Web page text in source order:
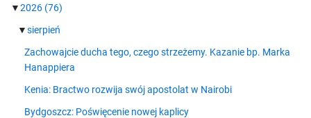
▼2026 (76)
▼sierpień
Zachowajcie ducha tego, czego strzeżemy. Kazanie bp. Marka
Hanappiera
Kenia: Bractwo rozwija swój apostolat w Nairobi
Bydgoszcz: Poświęcenie nowej kaplicy